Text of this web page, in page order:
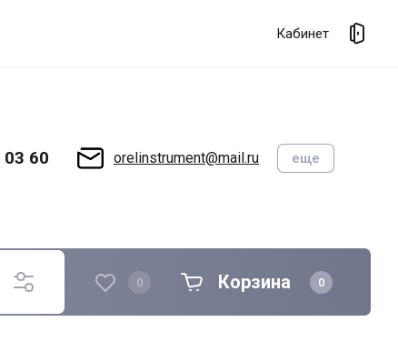
Кабинет
60 orelinstrument@mail.ru еще
0 Корзина 0